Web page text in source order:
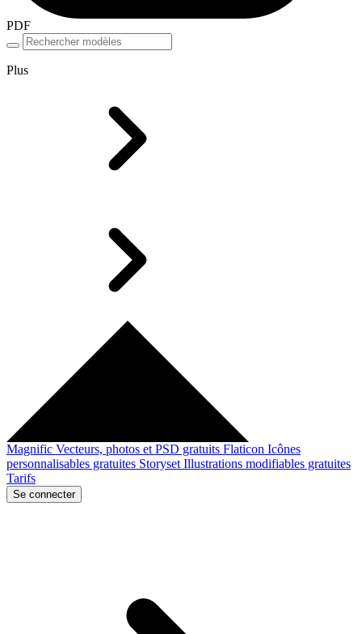
PDF
Plus
Magnific Vecteurs, photos et PSD gratuits Flaticon Icônes
personnalisables gratuites Storyset Illustrations modifiables gratuites
Tarifs
Se connecter